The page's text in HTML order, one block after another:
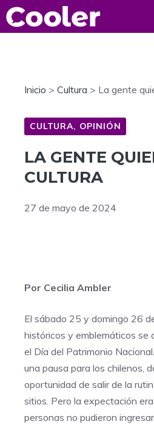
Saltar
al
Inicio > Cultura > La gente
CULTURA, OPINIÓN
LA GENTE
CULTURA
27 de mayo de 2024
Por Cecilia Ambler
El sábado 25 y domingo 26
históricos y emblemáticos se
el Día del Patrimonio
una pausa para los chilenos,
oportunidad de salir de la
sitios. Pero la expectación
personas no pudieron